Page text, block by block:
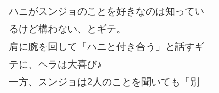
ハニがスンジョのことを好きなのは知ってい
るけど構わない、とギテ。
肩に腕を回して「ハニと付き合う」と話すギ
テに、ヘラは大喜び♪
一方、スンジョは2人のことを聞いても「別